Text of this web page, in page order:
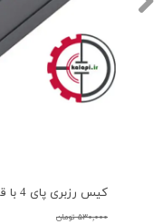
۵۳۰,۰۰۰ تومان